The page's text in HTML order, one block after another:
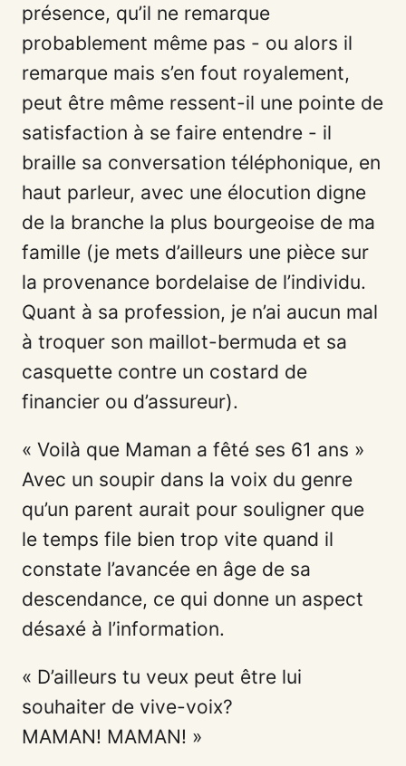
présence, qu’il ne remarque
probablement même pas - ou alors il
remarque mais s’en fout royalement,
peut être même ressent-il une pointe de
satisfaction à se faire entendre - il
braille sa conversation téléphonique, en
haut parleur, avec une élocution digne
de la branche la plus bourgeoise de ma
famille (je mets d’ailleurs une pièce sur
la provenance bordelaise de l’individu.
Quant à sa profession, je n’ai aucun mal
à troquer son maillot-bermuda et sa
casquette contre un costard de
financier ou d’assureur).
« Voilà que Maman a fêté ses 61 ans »
Avec un soupir dans la voix du genre
qu’un parent aurait pour souligner que
le temps file bien trop vite quand il
constate l’avancée en âge de sa
descendance, ce qui donne un aspect
désaxé à l’information.
« D’ailleurs tu veux peut être lui
souhaiter de vive-voix?
MAMAN! MAMAN! »